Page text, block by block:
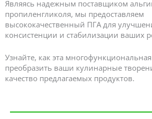
Являясь надежным поставщиком
пропиленгликоля, мы предоставляем
высококачественный ПГА для
консистенции и стабилизации ваших
Узнайте, как эта
преобразить ваши кулинарные
качество предлагаемых продуктов.